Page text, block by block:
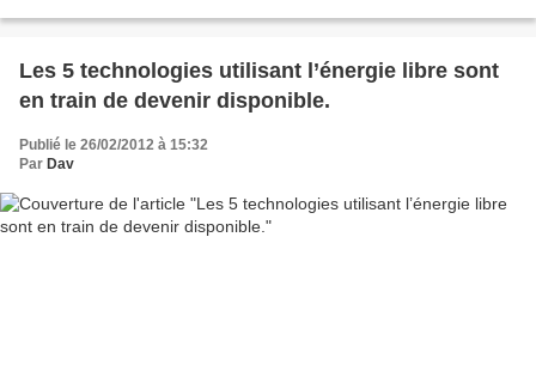
Les 5 technologies utilisant l’énergie libre sont
en train de devenir disponible.
Publié le 26/02/2012 à 15:32
Par Dav